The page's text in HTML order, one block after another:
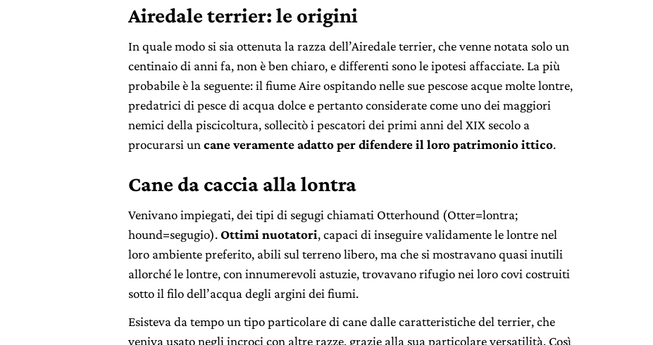
Airedale terrier: le origini
In quale modo si sia ottenuta la razza dell’Airedale terrier, che venne notata solo un
centinaio di anni fa, non è ben chiaro, e differenti sono le ipotesi affacciate. La più
probabile è la seguente: il fiume Aire ospitando nelle sue pescose acque molte lontre,
predatrici di pesce di acqua dolce e pertanto considerate come uno dei maggiori
nemici della piscicoltura, sollecitò i pescatori dei primi anni del XIX secolo a
procurarsi un cane veramente adatto per difendere il loro patrimonio ittico.
Cane da caccia alla lontra
Venivano impiegati, dei tipi di segugi chiamati Otterhound (Otter=lontra;
hound=segugio).Ottimi nuotatori, capaci di inseguire validamente le lontre nel
loro ambiente preferito, abili sul terreno libero, ma che si mostravano quasi inutili
allorché le lontre, con innumerevoli astuzie, trovavano rifugio nei loro covi costruiti
sotto il filo dell’acqua degli argini dei fiumi.
Esisteva da tempo un tipo particolare di cane dalle caratteristiche del terrier, che
veniva usato negli incroci con altre razze, grazie alla sua particolare versatilità. Così